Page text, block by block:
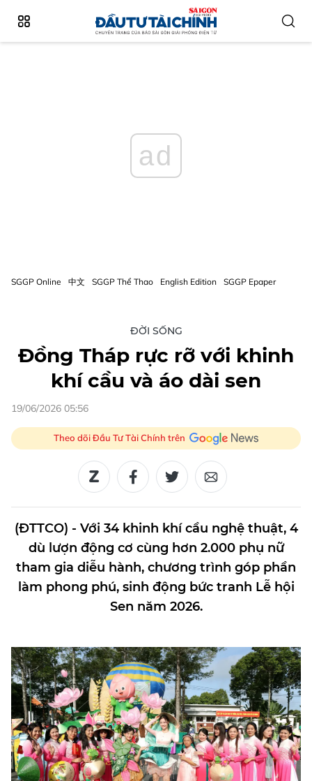
ad
SGGP Online 中文 SGGP Thể Thao English Edition SGGP Epaper
ĐỜI SỐNG
Đồng Tháp rực rỡ với khinh
khí cầu và áo dài sen
19/06/2026 05:56
Theo dõi Đầu Tư Tài Chính trên
(ĐTTCO) - Với 34 khinh khí cầu nghệ thuật, 4
dù lượn động cơ cùng hơn 2.000 phụ nữ
tham gia diễu hành, chương trình góp phần
làm phong phú, sinh động bức tranh Lễ hội
Sen năm 2026.